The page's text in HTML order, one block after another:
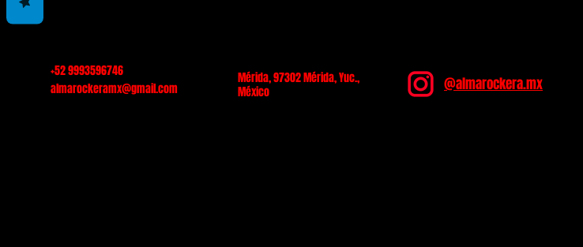
+52 9993596746
almarockeramx@gmail.com
Mérida, 97302 Mérida, Yuc.,
México
@almarockera.mx